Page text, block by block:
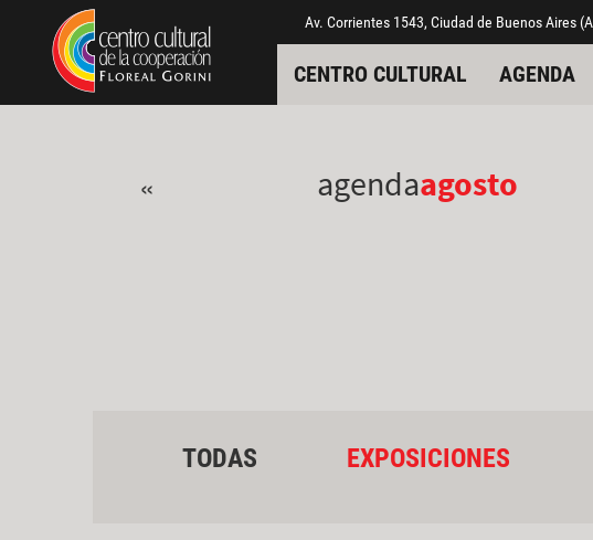
Pasar al contenido principal
Jump to main content Av. Corrientes 1543, Ciudad de Buenos Aires
CENTRO CULTURAL AGENDA
« agendaagosto
TODAS EXPOSICIONES